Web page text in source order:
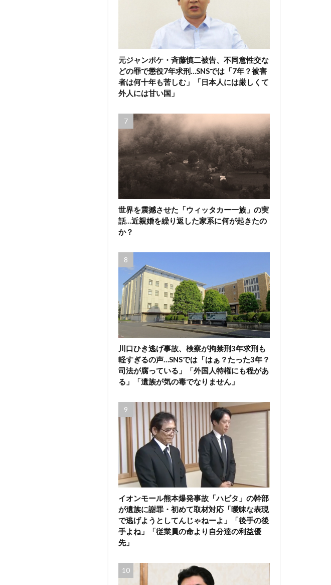
元ジャンポケ・斉藤慎二被告、不同意性交な
どの罪で懲役7年求刑…SNSでは「7年？被害
者は何十年も苦しむ」「日本人には厳しくて
外人には甘い国」
世界を震撼させた「ウィッタカー一族」の実
話…近親婚を繰り返した家系に何が起きたの
か？
川口ひき逃げ事故、検察が拘禁刑3年求刑も
軽すぎるの声…SNSでは「はぁ？たった3年？
司法が腐っている」「外国人特権にも程があ
る」「遺族が気の毒でなりません」
イオンモール熊本爆発事故「ハビタ」の幹部
が遺族に謝罪・初めて取材対応「曖昧な表現
で逃げようとしてんじゃねーよ」「後手の後
手よね」「従業員の命より自分達の利益優
先」